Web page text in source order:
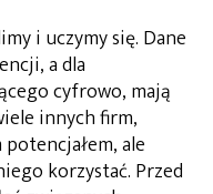
i uczymy się. Dane
a dla
cyfrowo, mają
innych firm,
ale
korzystać. Przed